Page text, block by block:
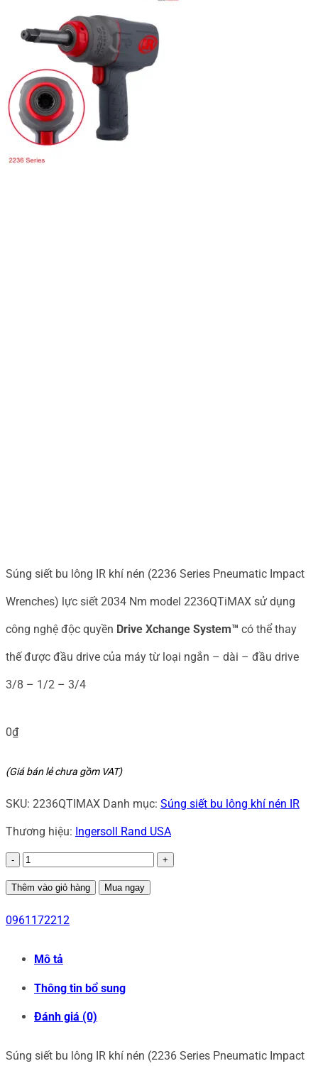
Súng siết bu lông IR khí nén (2236 Series Pneumatic Impact
Wrenches) lực siết 2034 Nm model 2236QTiMAX sử dụng
công nghệ độc quyền Drive Xchange System™ có thể thay
thế được đầu drive của máy từ loại ngắn – dài – đầu drive
3/8 – 1/2 – 3/4
0₫
(Giá bán lẻ chưa gồm VAT)
SKU: 2236QTIMAX Danh mục: Súng siết bu lông khí nén IR
Thương hiệu: Ingersoll Rand USA
Súng
siết
bu
khí
nén
2034
Thêm vào giỏ hàng Mua ngay
0961172212
Mô tả
Thông tin bổ sung
Đánh giá (0)
Súng siết bu lông IR khí nén (2236 Series Pneumatic Impact